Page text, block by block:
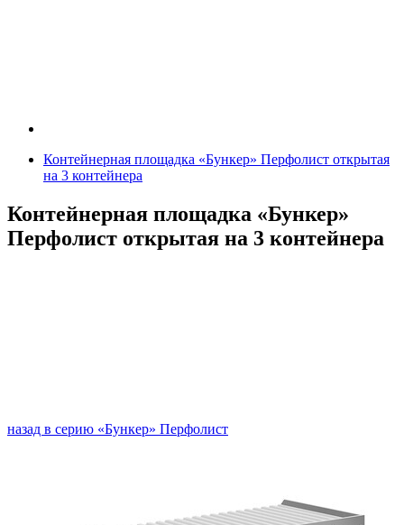
Контейнерная площадка «Бункер» Перфолист открытая
на 3 контейнера
Контейнерная площадка «Бункер»
Перфолист открытая на 3 контейнера
назад в серию «Бункер» Перфолист